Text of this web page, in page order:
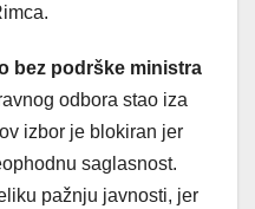
bez podrške ministra
odbora stao iza
izbor je blokiran jer
saglasnost.
pažnju javnosti, jer